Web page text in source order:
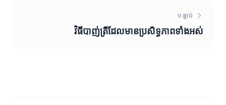
បន្ទាប់
វិធីបាញ់ត្រីដែលមានប្រសិទ្ធភាពទាំងអស់